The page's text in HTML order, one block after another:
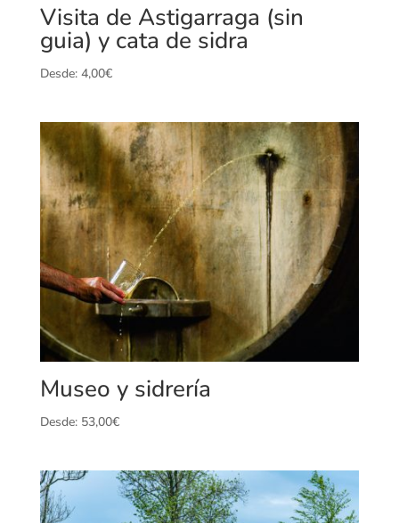
Visita de Astigarraga (sin
guia) y cata de sidra
Desde: 4,00€
Museo y sidrería
Desde: 53,00€